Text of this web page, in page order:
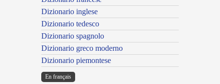
Dizionario inglese
Dizionario tedesco
Dizionario spagnolo
Dizionario greco moderno
Dizionario piemontese
En français